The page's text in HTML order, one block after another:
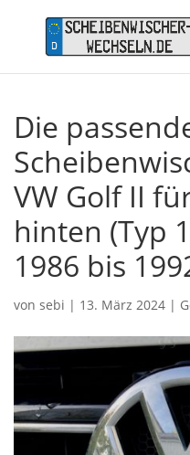
Die
VW Golf II
hinten (Typ
1986 bis
von sebi | 13. März 2024 |